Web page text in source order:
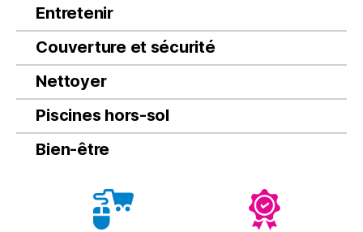
Entretenir
Couverture et sécurité
Nettoyer
Piscines hors-sol
Bien-être